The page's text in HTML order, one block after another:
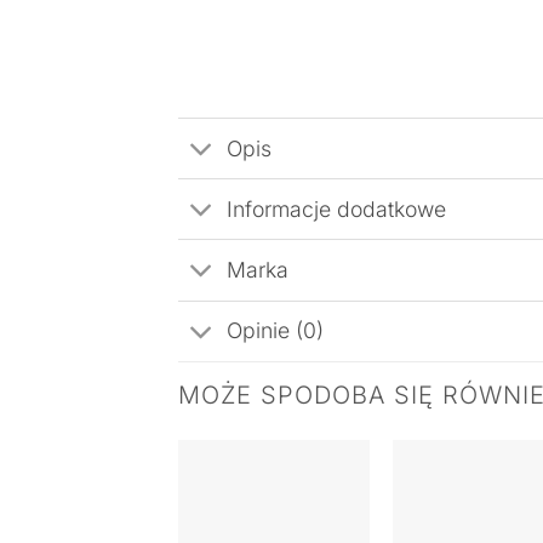
Opis
Informacje dodatkowe
Marka
Opinie (0)
MOŻE SPODOBA SIĘ